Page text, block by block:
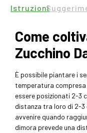
Istruzioni
Come
Zucchino
È possibile piantare i
temperatura compresa
essere posizionati 2-3
distanza tra loro di 2-3
avvenire quando
dimora prevede una